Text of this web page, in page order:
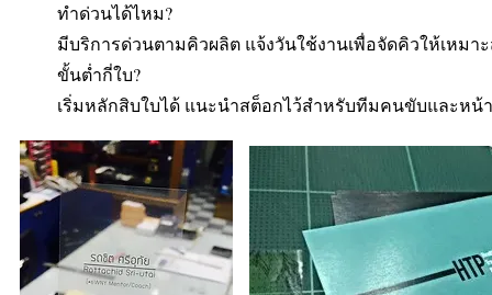
ทำด่วนได้ไหม?
มีบริการด่วนตามคิวผลิต แจ้งวันใช้งานเพื่อจัดคิวให้เหมา
ขั้นต่ำกี่ใบ?
เริ่มหลักสิบใบได้ แนะนำสต็อกไว้สำหรับทีมคนขับและหน้